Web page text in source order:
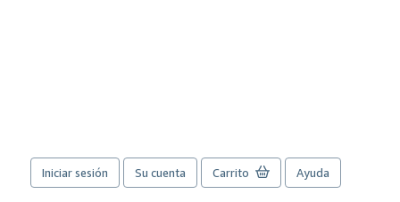
Iniciar sesión Su cuenta Carrito Ayuda